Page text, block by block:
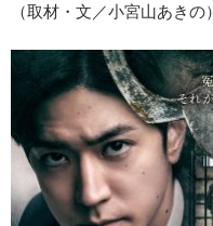
（取材・文／小宮山あきの）